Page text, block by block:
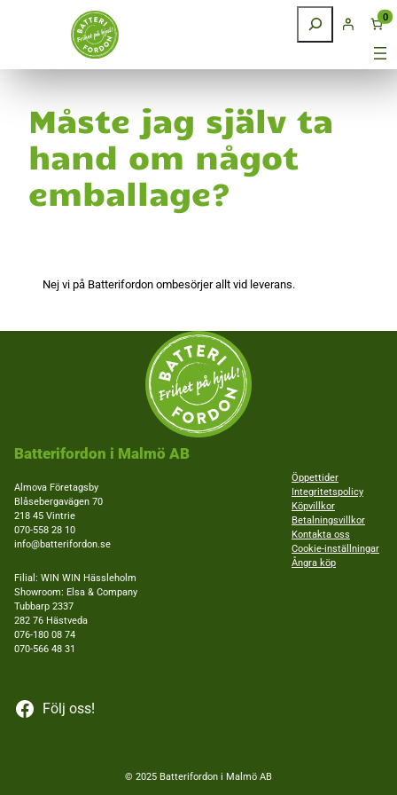
0
Måste jag själv ta
hand om något
emballage?
Nej vi på Batterifordon ombesörjer allt vid leverans.
Batterifordon i Malmö AB
Almova Företagsby
Blåsebergavägen 70
218 45 Vintrie
070-558 28 10
info@batterifordon.se
Filial: WIN WIN Hässleholm
Showroom: Elsa & Company
Tubbarp 2337
282 76 Hästveda
076-180 08 74
070-566 48 31
Följ oss!
Öppettider
Integritetspolicy
Köpvillkor
Betalningsvillkor
Kontakta oss
Cookie-inställningar
Ångra köp
© 2025 Batterifordon i Malmö AB
Nödvändiga
Dessa kakor
De behövs
för att
hemsidan
över huvud
taget ska
fungera.
Statistik
För att vi ska